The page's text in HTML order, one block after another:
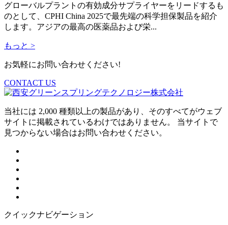
グローバルプラントの有効成分サプライヤーをリードするも
のとして、CPHI China 2025で最先端の科学担保製品を紹介
します。アジアの最高の医薬品および栄...
もっと >
お気軽にお問い合わせください!
CONTACT US
当社には 2,000 種類以上の製品があり、そのすべてがウェブ
サイトに掲載されているわけではありません。 当サイトで
見つからない場合はお問い合わせください。
クイックナビゲーション